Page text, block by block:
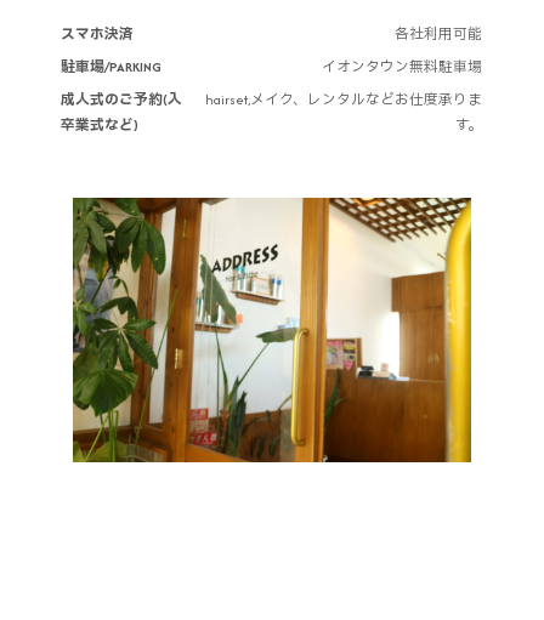
スマホ決済
各社利用可能
駐車場/PARKING
イオンタウン無料駐車場
成人式のご予約(入
卒業式など)
hairset,メイク、レンタルなどお仕度承りま
す。